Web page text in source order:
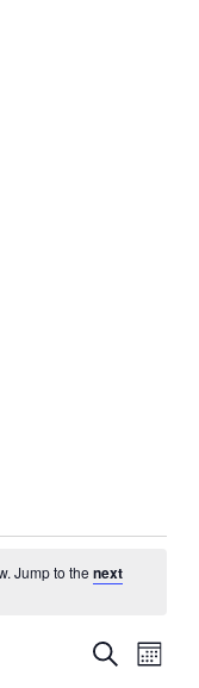
Jump to thenext
Events
Search
Month